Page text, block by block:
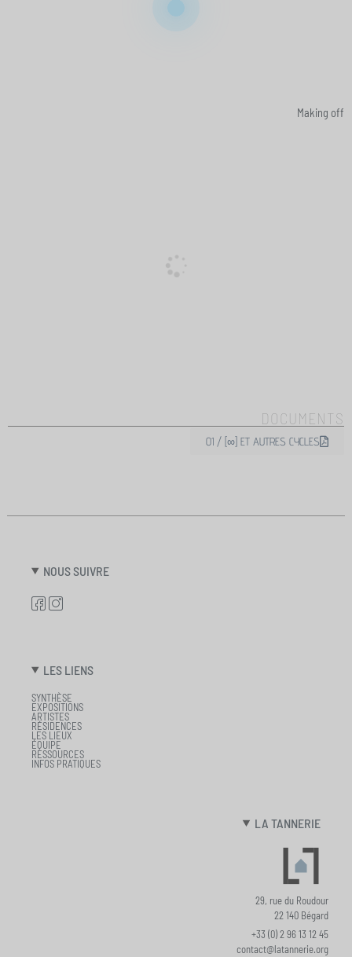
Making off
DOCUMENTS
01 / [∞] ET AUTRES CYCLES
NOUS SUIVRE
LES LIENS
SYNTHÈSE
EXPOSITIONS
ARTISTES
RÉSIDENCES
LES LIEUX
ÉQUIPE
RESSOURCES
INFOS PRATIQUES
LA TANNERIE
29, rue du Roudour
22 140 Bégard
+33 (0) 2 96 13 12 45
contact@latannerie.org